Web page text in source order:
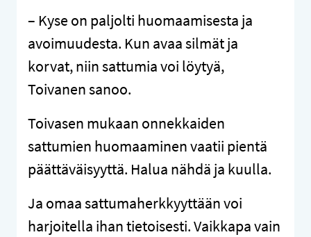
– Kyse on paljolti huomaamisesta ja
avoimuudesta. Kun avaa silmät ja
korvat, niin sattumia voi löytyä,
Toivanen sanoo.
Toivasen mukaan onnekkaiden
sattumien huomaaminen vaatii pientä
päättäväisyyttä. Halua nähdä ja kuulla.
Ja omaa sattumaherkkyyttään voi
harjoitella ihan tietoisesti. Vaikkapa vain